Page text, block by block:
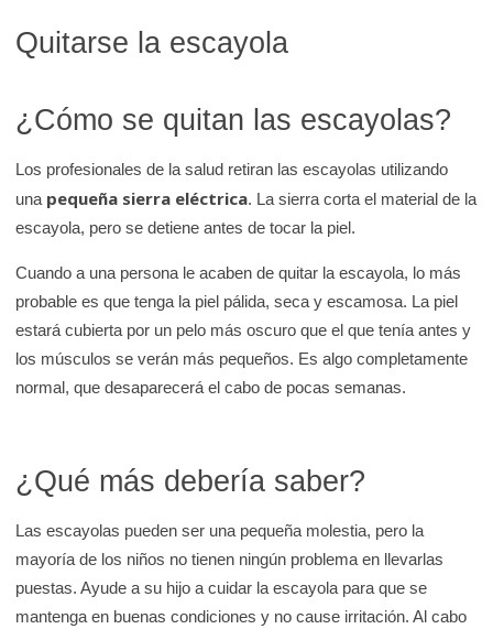
Quitarse la escayola
¿Cómo se quitan las escayolas?
Los profesionales de la salud retiran las escayolas utilizando
una pequeña sierra eléctrica. La sierra corta el material de la
escayola, pero se detiene antes de tocar la piel.
Cuando a una persona le acaben de quitar la escayola, lo más
probable es que tenga la piel pálida, seca y escamosa. La piel
estará cubierta por un pelo más oscuro que el que tenía antes y
los músculos se verán más pequeños. Es algo completamente
normal, que desaparecerá el cabo de pocas semanas.
¿Qué más debería saber?
Las escayolas pueden ser una pequeña molestia, pero la
mayoría de los niños no tienen ningún problema en llevarlas
puestas. Ayude a su hijo a cuidar la escayola para que se
mantenga en buenas condiciones y no cause irritación. Al cabo